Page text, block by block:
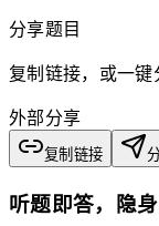
分享题目
复制链接，或一
外部分享
复制链接
听题即答，隐